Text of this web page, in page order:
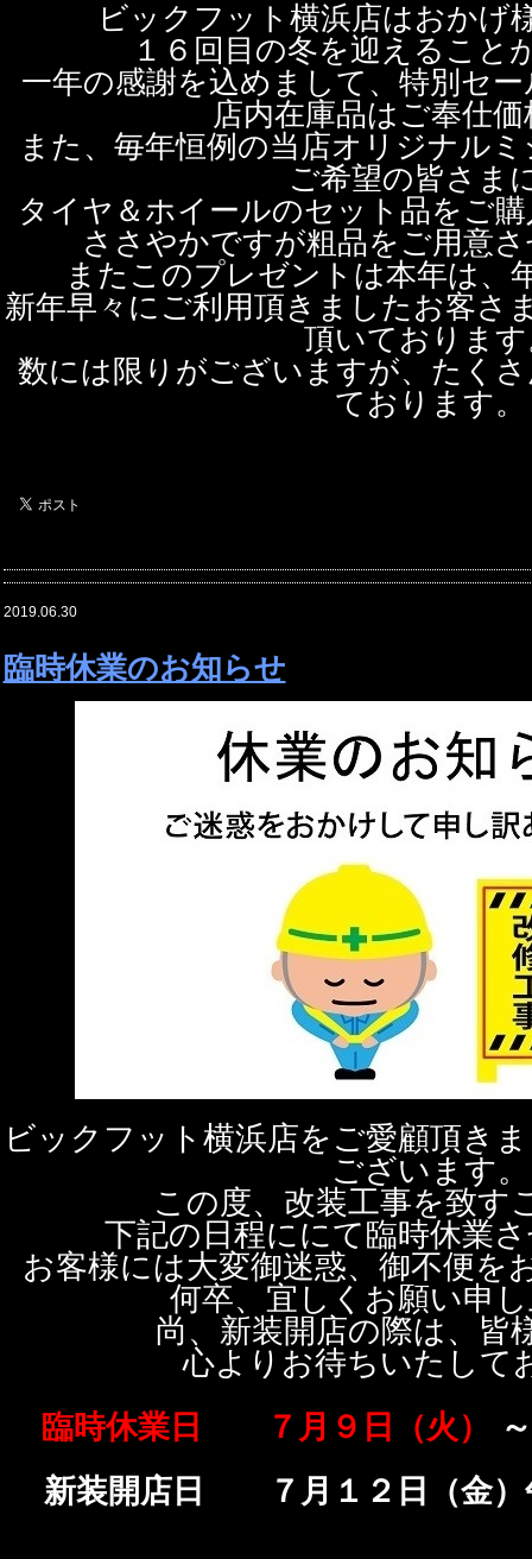
ビックフット横浜店はおかげ
１６回目の冬を迎えること
一年の感謝を込めまして、特別セ
店内在庫品はご奉仕
また、毎年恒例の当店オリジナル
ご希望の皆さま
タイヤ＆ホイールのセット品をご
ささやかですが粗品をご用意
またこのプレゼントは本年は、
新年早々にご利用頂きましたお客さ
頂いておりま
数には限りがございますが、たく
ております。
2019.06.30
臨時休業のお知らせ
ビックフット横浜店をご愛顧頂き
ございます。
この度、改装工事を致す
下記の日程ににて臨時休業
お客様には大変御迷惑、御不便を
何卒、宜しくお願い申
尚、新装開店の際は、皆
心よりお待ちいたして
臨時休業日 ７月９日（火）
新装開店日 ７月１２日（金）